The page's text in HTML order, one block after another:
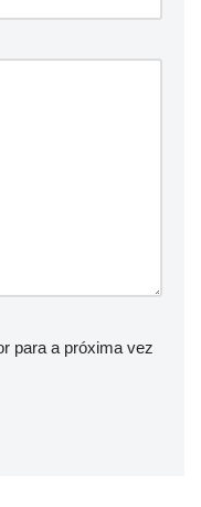
para a próxima vez